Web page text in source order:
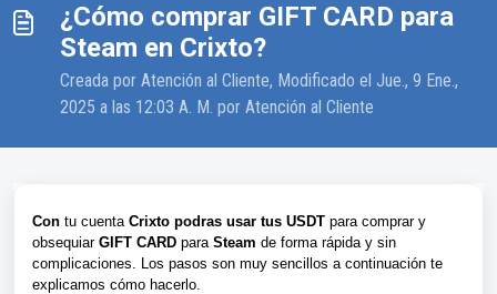
¿Cómo comprar GIFT CARD para
Steam en Crixto?
Creada por Atención al Cliente, Modificado el Jue., 9 Ene.,
2025 a las 12:03 A. M. por Atención al Cliente
Con tu cuentaCrixto podras usar tus USDT para comprar y
obsequiar GIFT CARD para Steam de forma rápida y sin
complicaciones. Los pasos son muy sencillos a continuación te
explicamos cómo hacerlo.